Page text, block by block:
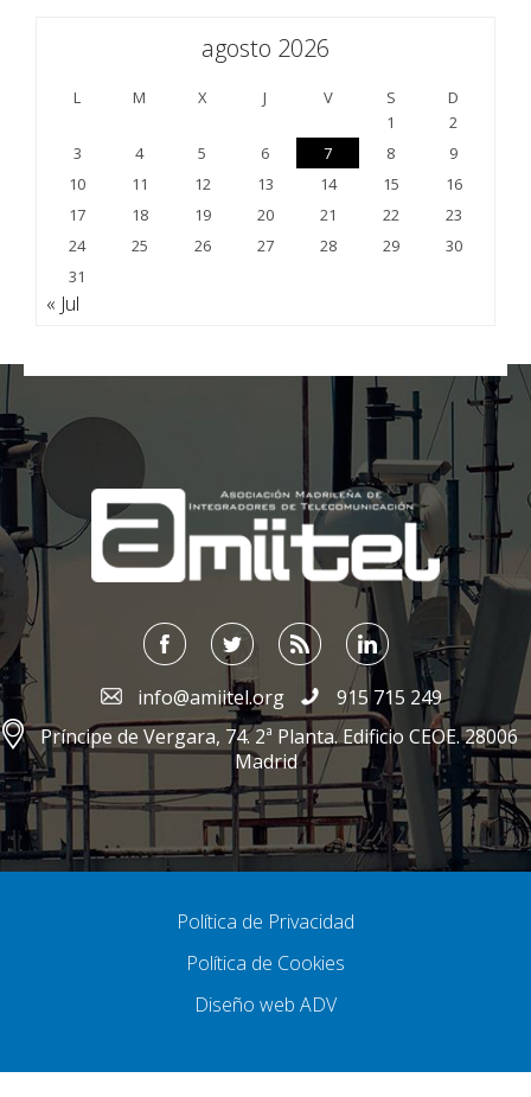
agosto 2026
L M X J V S
D
1
2
3
4 5 6 7 8
9
10
11 12 13 14 15
16
17
18 19 20 21 22
23
24
25 26 27 28 29
30
31
« Jul
;
info@amiitel.org
915 715 249
Príncipe de Vergara, 74. 2ª Planta. Edificio CEOE. 28006
Madrid
Política de Privacidad
Política de Cookies
Diseño web ADV